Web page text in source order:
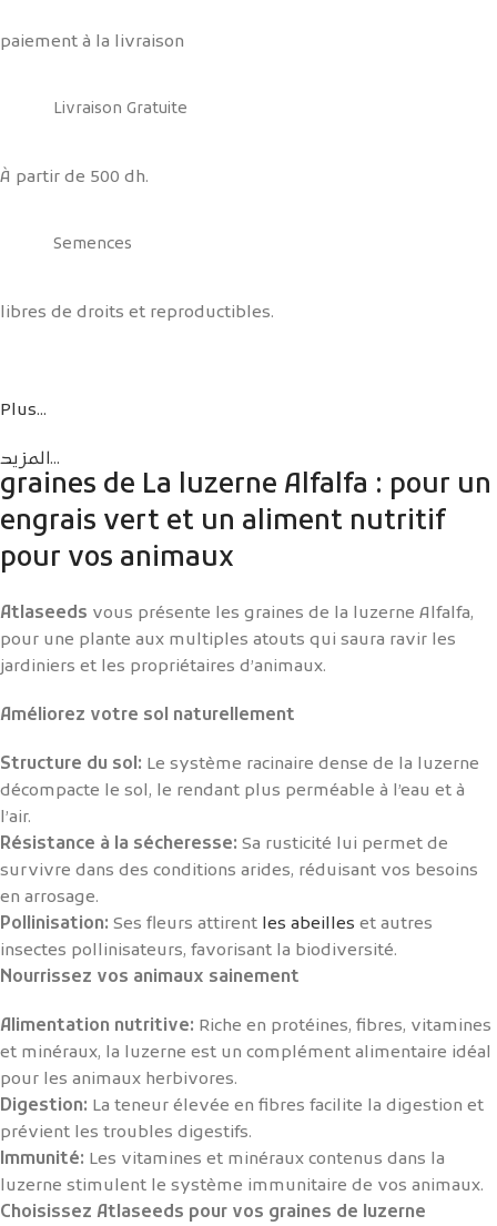
paiement à la livraison
Livraison Gratuite
À partir de 500 dh.
Semences
libres de droits et reproductibles.
Plus...
المزيد...
graines de La luzerne Alfalfa : pour un
engrais vert et un aliment nutritif
pour vos animaux
Atlaseeds vous présente les graines de la luzerne Alfalfa,
pour une plante aux multiples atouts qui saura ravir les
jardiniers et les propriétaires d’animaux.
Améliorez votre sol naturellement
Structure du sol: Le système racinaire dense de la luzerne
décompacte le sol, le rendant plus perméable à l’eau et à
l’air.
Résistance à la sécheresse: Sa rusticité lui permet de
survivre dans des conditions arides, réduisant vos besoins
en arrosage.
Pollinisation: Ses fleurs attirent les abeilles et autres
insectes pollinisateurs, favorisant la biodiversité.
Nourrissez vos animaux sainement
Alimentation nutritive: Riche en protéines, fibres, vitamines
et minéraux, la luzerne est un complément alimentaire idéal
pour les animaux herbivores.
Digestion: La teneur élevée en fibres facilite la digestion et
prévient les troubles digestifs.
Immunité: Les vitamines et minéraux contenus dans la
luzerne stimulent le système immunitaire de vos animaux.
Choisissez Atlaseeds pour vos graines de luzerne